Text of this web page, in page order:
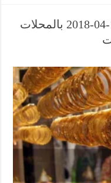
أسعار الذهب اليوم السبت 14-04-2018 بالمحلات